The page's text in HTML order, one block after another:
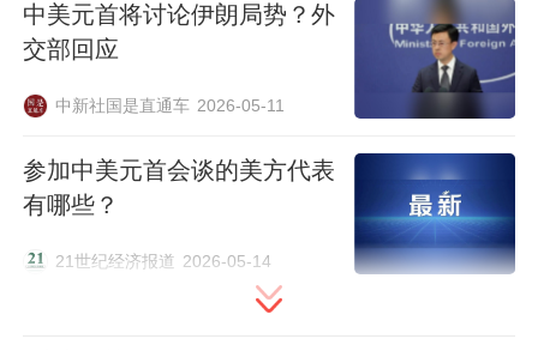
中美元首将讨论伊朗局势？外
交部回应
中新社国是直通车 2026-05-11
参加中美元首会谈的美方代表
有哪些？
21世纪经济报道 2026-05-14